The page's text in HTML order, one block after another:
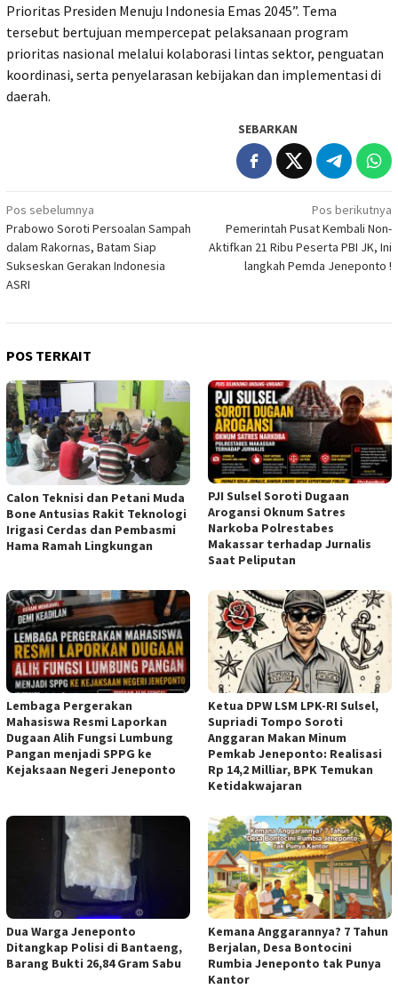
Prioritas Presiden Menuju Indonesia Emas 2045”. Tema
tersebut bertujuan mempercepat pelaksanaan program
prioritas nasional melalui kolaborasi lintas sektor, penguatan
koordinasi, serta penyelarasan kebijakan dan implementasi di
daerah.
SEBARKAN
Navigasi
pos
Pos sebelumnya
Prabowo Soroti Persoalan Sampah
dalam Rakornas, Batam Siap
Sukseskan Gerakan Indonesia
ASRI
Pos berikutnya
Pemerintah Pusat Kembali Non-
Aktifkan 21 Ribu Peserta PBI JK, Ini
langkah Pemda Jeneponto !
POS TERKAIT
Calon Teknisi dan Petani Muda
Bone Antusias Rakit Teknologi
Irigasi Cerdas dan Pembasmi
Hama Ramah Lingkungan
PJI Sulsel Soroti Dugaan
Arogansi Oknum Satres
Narkoba Polrestabes
Makassar terhadap Jurnalis
Saat Peliputan
Lembaga Pergerakan
Mahasiswa Resmi Laporkan
Dugaan Alih Fungsi Lumbung
Pangan menjadi SPPG ke
Kejaksaan Negeri Jeneponto
Ketua DPW LSM LPK-RI Sulsel,
Supriadi Tompo Soroti
Anggaran Makan Minum
Pemkab Jeneponto: Realisasi
Rp 14,2 Milliar, BPK Temukan
Ketidakwajaran
Dua Warga Jeneponto
Ditangkap Polisi di Bantaeng,
Barang Bukti 26,84 Gram Sabu
Kemana Anggarannya? 7 Tahun
Berjalan, Desa Bontocini
Rumbia Jeneponto tak Punya
Kantor